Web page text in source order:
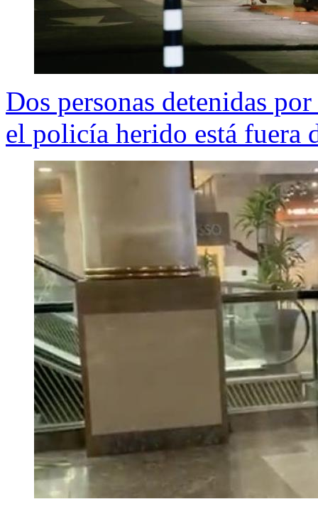
Dos personas detenidas
el policía herido está fuera